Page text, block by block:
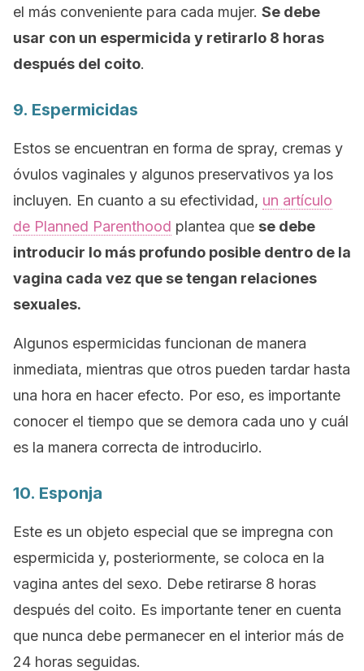
el más conveniente para cada mujer. Se debe
usar con un espermicida y retirarlo 8 horas
después del coito.
9. Espermicidas
Estos se encuentran en forma de spray, cremas y
óvulos vaginales y algunos preservativos ya los
incluyen. En cuanto a su efectividad, un artículo
de Planned Parenthood plantea que se debe
introducir lo más profundo posible dentro de la
vagina cada vez que se tengan relaciones
sexuales.
Algunos espermicidas funcionan de manera
inmediata, mientras que otros pueden tardar hasta
una hora en hacer efecto. Por eso, es importante
conocer el tiempo que se demora cada uno y cuál
es la manera correcta de introducirlo.
10. Esponja
Este es un objeto especial que se impregna con
espermicida y, posteriormente, se coloca en la
vagina antes del sexo. Debe retirarse 8 horas
después del coito. Es importante tener en cuenta
que nunca debe permanecer en el interior más de
24 horas seguidas.